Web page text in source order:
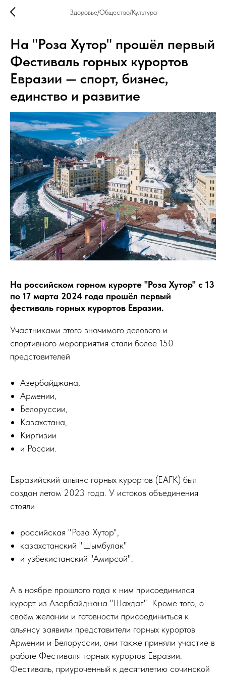
Здоровье/Общество/Культура
На "Роза Хутор" прошёл первый
Фестиваль горных курортов
Евразии — спорт, бизнес,
единство и развитие
На российском горном курорте "Роза Хутор" с 13
по 17 марта 2024 года прошёл первый
фестиваль горных курортов Евразии.
Участниками этого значимого делового и
спортивного мероприятия стали более 150
представителей
Азербайджана,
Армении,
Белоруссии,
Казахстана,
Киргизии
и России.
Евразийский альянс горных курортов (ЕАГК) был
создан летом 2023 года. У истоков объединения
стояли
российская "Роза Хутор",
казахстанский "Шымбулак"
и узбекистанский "Амирсой".
А в ноябре прошлого года к ним присоединился
курорт из Азербайджана "Шахдаг". Кроме того, о
своём желании и готовности присоединиться к
альянсу заявили представители горных курортов
Армении и Белоруссии, они также приняли участие в
работе Фестиваля горных курортов Евразии.
Фестиваль, приуроченный к десятилетию сочинской